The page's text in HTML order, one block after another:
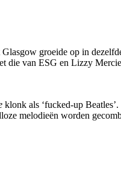
groeide op in
die van ESG en Lizzy
klonk als ‘fucked-up
melodieën worden